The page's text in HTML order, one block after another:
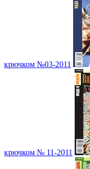
крючком №03-2011
крючком № 11-2011